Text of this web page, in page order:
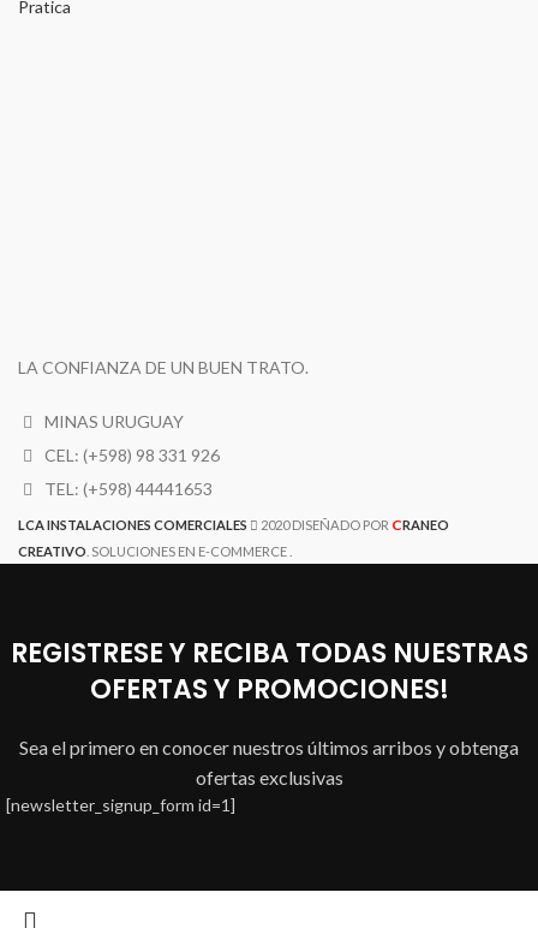
Pratica
LA CONFIANZA DE UN BUEN TRATO.
MINAS URUGUAY
CEL: (+598) 98 331 926
TEL: (+598) 44441653
LCA INSTALACIONES COMERCIALES 2020 DISEÑADO POR CRANEO
CREATIVO . SOLUCIONES EN E-COMMERCE .
REGISTRESE Y RECIBA TODAS NUESTRAS
OFERTAS Y PROMOCIONES!
Sea el primero en conocer nuestros últimos arribos y obtenga
ofertas exclusivas
[newsletter_signup_form id=1]